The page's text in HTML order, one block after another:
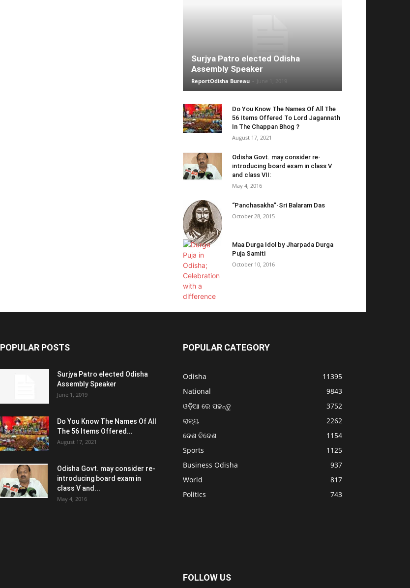
Surjya Patro elected Odisha
Assembly Speaker
ReportOdisha Bureau -
Do You Know The Names Of All The
56 Items Offered To Lord Jagannath
In The Chappan Bhog ?
August 17, 2021
Odisha Govt. may consider re-
introducing board exam in class V
and class VII:
May 4, 2016
“Panchasakha”-Sri Balaram Das
October 28, 2015
Maa Durga Idol by Jharpada Durga
Puja Samiti
October 10, 2016
POPULAR POSTS
Surjya Patro elected Odisha
Assembly Speaker
June 1, 2019
Do You Know The Names Of All
The 56 Items Offered...
August 17, 2021
Odisha Govt. may consider re-
introducing board exam in
class V and...
May 4, 2016
POPULAR CATEGORY
Odisha
11395
National
9843
ଓଡ଼ିଆ ରେ ପଢନ୍ତୁ
3752
ରାଜ୍ୟ
2262
ଦେଶ ବିଦେଶ
1154
Sports
1125
Business Odisha
937
World
817
Politics
743
FOLLOW US